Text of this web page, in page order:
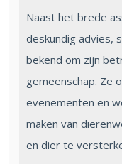
Naast het brede
deskundig advies,
bekend om zijn
gemeenschap. Ze
evenementen en
maken van
en dier te